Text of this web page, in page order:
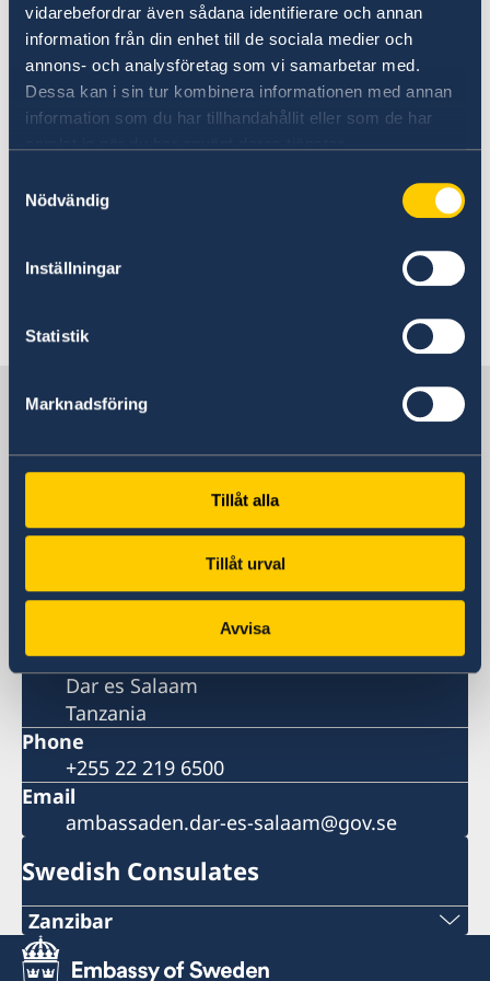
vidarebefordrar även sådana identifierare och annan
information från din enhet till de sociala medier och
annons- och analysföretag som vi samarbetar med.
Dessa kan i sin tur kombinera informationen med annan
information som du har tillhandahållit eller som de har
Nödvändig
Inställningar
Statistik
Marknadsföring
Tillåt alla
Tillåt urval
Avvisa
Today, Tuesday 10 September and in
connection with the Statement of Government
Policy, Mr Kristersson announced changes
within the Government: two new ministers and
four ministers who are changing ministerial
changes to the Government - Government.se
Sweden in Tanzania
Embassy
Visiting address
Mirambo Street/Garden Avenue
Postal address
Embassy of Sweden
P.O. Box 9274
Dar es Salaam
Tanzania
Phone
+255 22 219 6500
Email
ambassaden.dar-es-salaam@gov.se
Swedish Consulates
Zanzibar
Phone: